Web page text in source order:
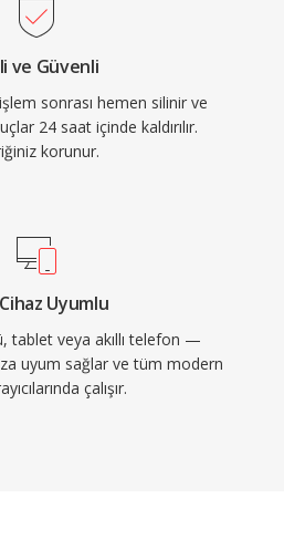
ve Güvenli
sonrası hemen silinir ve
24 saat içinde kaldırılır.
korunur.
Uyumlu
tablet veya akıllı telefon —
uyum sağlar ve tüm modern
çalışır.